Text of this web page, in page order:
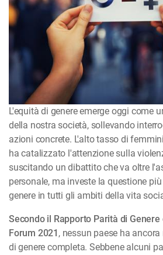
L'equità di genere emerge oggi come
della nostra società, sollevando
azioni concrete. L'alto tasso di
ha catalizzato l'attenzione sulla
suscitando un dibattito che va oltre
personale, ma investe la questione
genere in tutti gli ambiti della vita
Secondo il Rapporto Parità di
Forum 2021 , nessun paese ha
di genere completa. Sebbene alcuni